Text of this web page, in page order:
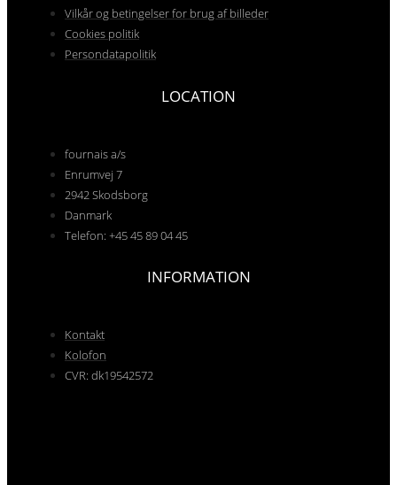
Vilkår og betingelser for brug af billeder
Cookies politik
Persondatapolitik
LOCATION
fournais a/s
Enrumvej 7
2942 Skodsborg
Danmark
Telefon: +45 45 89 04 45
INFORMATION
Kontakt
Kolofon
CVR: dk19542572